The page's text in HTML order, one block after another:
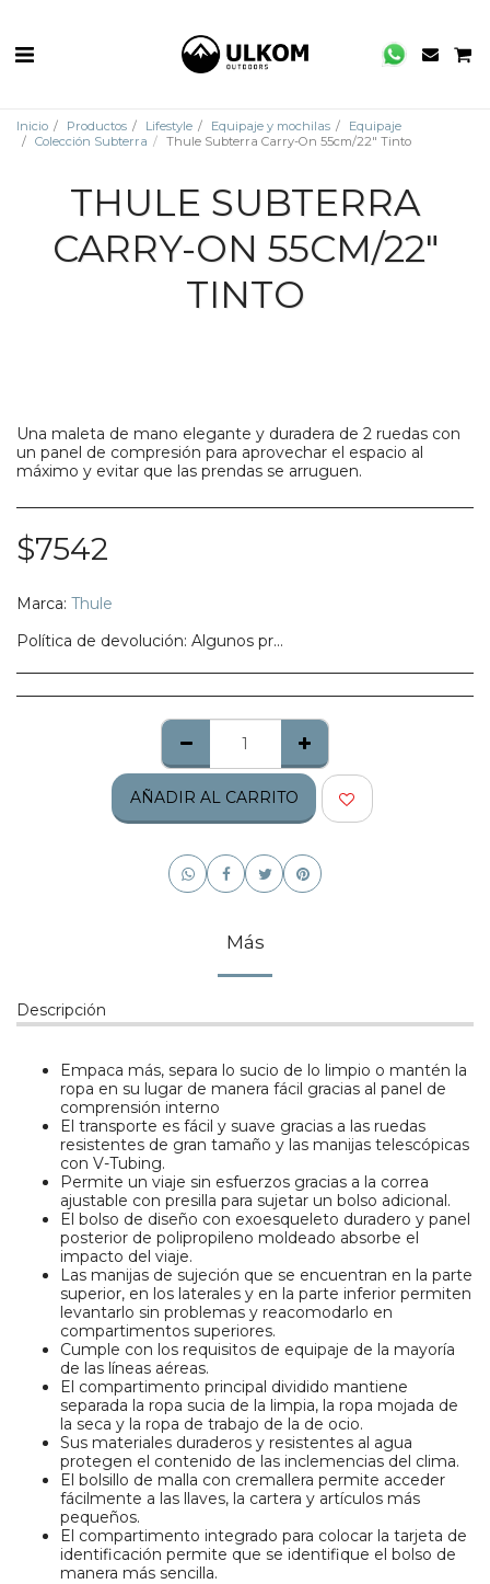
Inicio Productos Lifestyle Equipaje y mochilas
Equipaje
Colección Subterra
Thule Subterra Carry-On 55cm/22" Tinto
THULE SUBTERRA
CARRY-ON 55CM/22"
TINTO
Una maleta de mano elegante y duradera de 2 ruedas con
un panel de compresión para aprovechar el espacio al
máximo y evitar que las prendas se arruguen.
$7542
Marca: Thule
Política de devolución: Algunos productos no califican para ser regresados, te pedimos confirmes bien tu talla, modelo o estilo.
AÑADIR AL CARRITO
Más
Descripción
Empaca más, separa lo sucio de lo limpio o mantén la
ropa en su lugar de manera fácil gracias al panel de
comprensión interno
El transporte es fácil y suave gracias a las ruedas
resistentes de gran tamaño y las manijas telescópicas
con V-Tubing.
Permite un viaje sin esfuerzos gracias a la correa
ajustable con presilla para sujetar un bolso adicional.
El bolso de diseño con exoesqueleto duradero y panel
posterior de polipropileno moldeado absorbe el
impacto del viaje.
Las manijas de sujeción que se encuentran en la parte
superior, en los laterales y en la parte inferior permiten
levantarlo sin problemas y reacomodarlo en
compartimentos superiores.
Cumple con los requisitos de equipaje de la mayoría
de las líneas aéreas.
El compartimento principal dividido mantiene
separada la ropa sucia de la limpia, la ropa mojada de
la seca y la ropa de trabajo de la de ocio.
Sus materiales duraderos y resistentes al agua
protegen el contenido de las inclemencias del clima.
El bolsillo de malla con cremallera permite acceder
fácilmente a las llaves, la cartera y artículos más
pequeños.
El compartimento integrado para colocar la tarjeta de
identificación permite que se identifique el bolso de
manera más sencilla.